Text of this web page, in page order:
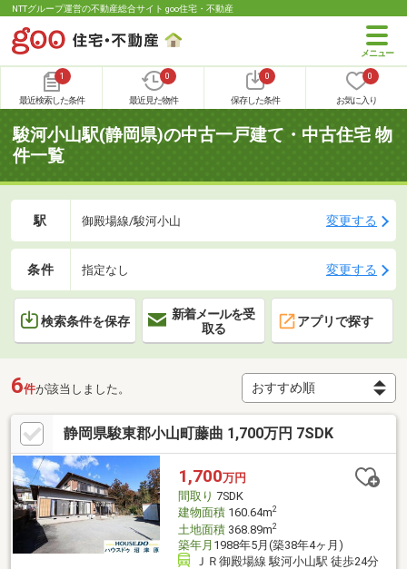
NTTグループ運営の不動産総合サイト goo住宅・不動産
1
最近検索した条件
0
最近見た物件
0
保存した条件
0
お気に入り
駿河小山駅(静岡県)の中古一戸建て・中古住宅 物
件一覧
駅 御殿場線/駿河小山 変更する
条件 指定なし 変更する
検索条件を保存
新着メールを受
取る
アプリで探す
6件が該当しました。
静岡県駿東郡小山町藤曲 1,700万円 7SDK
1,700万円
間取り 7SDK
建物面積160.64m2
土地面積368.89m2
築年月 1988年5月(築38年4ヶ月)
ＪＲ御殿場線 駿河小山駅 徒歩24分